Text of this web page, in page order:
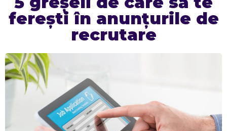
ferești în anunțurile de
recrutare